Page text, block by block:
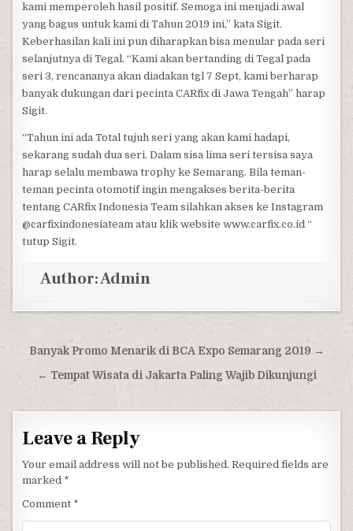
kami memperoleh hasil positif. Semoga ini menjadi awal
yang bagus untuk kami di Tahun 2019 ini,” kata Sigit.
Keberhasilan kali ini pun diharapkan bisa menular pada seri
selanjutnya di Tegal. “Kami akan bertanding di Tegal pada
seri 3, rencananya akan diadakan tgl 7 Sept, kami berharap
banyak dukungan dari pecinta CARfix di Jawa Tengah” harap
Sigit.
“Tahun ini ada Total tujuh seri yang akan kami hadapi,
sekarang sudah dua seri. Dalam sisa lima seri tersisa saya
harap selalu membawa trophy ke Semarang. Bila teman-
teman pecinta otomotif ingin mengakses berita-berita
tentang CARfix Indonesia Team silahkan akses ke Instagram
@carfixindonesiateam atau klik website www.carfix.co.id “
tutup Sigit.
Author:Admin
Post navigation
Banyak Promo Menarik di BCA Expo Semarang 2019 →
← Tempat Wisata di Jakarta Paling Wajib Dikunjungi
Leave a Reply
Your email address will not be published. Required fields are
marked *
Comment *